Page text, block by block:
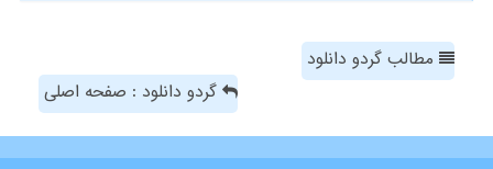
مطالب گردو دانلود
گردو دانلود : صفحه اصلی